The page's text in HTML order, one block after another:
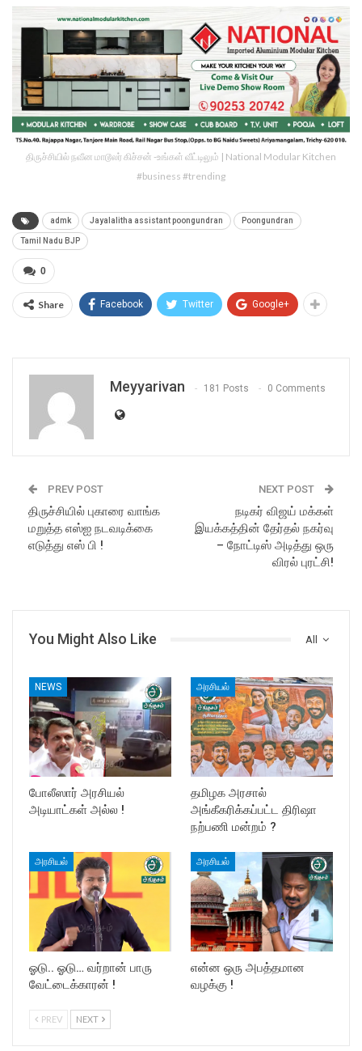
திருச்சியில் நவீன மாடூலர் கிச்சன் -உங்கள் வீட்டிலும் | National Modular Kitchen
#business #trending
admk Jayalalitha assistant poongundran Poongundran
Tamil Nadu BJP
0
Share Facebook Twitter Google+
Meyyarivan 181 Posts 0 Comments
PREV POST
திருச்சியில் புகாரை வாங்க
மறுத்த எஸ்ஐ நடவடிக்கை
எடுத்து எஸ் பி !
NEXT POST
நடிகர் விஜய் மக்கள்
இயக்கத்தின் தேர்தல் நகர்வு
– நோட்டிஸ் அடித்து ஒரு
விரல் புரட்சி!
All
You Might Also Like
NEWS
போலீஸார் அரசியல்
அடியாட்கள் அல்ல !
அரசியல்
தமிழக அரசால்
அங்கீகரிக்கப்பட்ட திரிஷா
நற்பணி மன்றம் ?
அரசியல்
ஓடு.. ஓடு… வர்றான் பாரு
வேட்டைக்காரன் !
அரசியல்
என்ன ஒரு அபத்தமான
வழக்கு !
PREV NEXT